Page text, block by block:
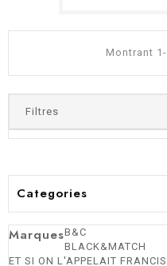
Montrant
Filtres
Categories
MarquesB&C
BLACK&MATCH
ET SI ON L'APPELAIT FRANCIS